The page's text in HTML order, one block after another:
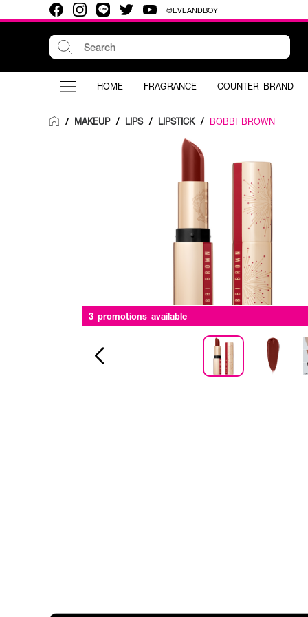
@EVEANDBOY
HOME FRAGRANCE COUNTER BRAND
/ MAKEUP / LIPS / LIPSTICK / BOBBI BROWN
3 promotions available